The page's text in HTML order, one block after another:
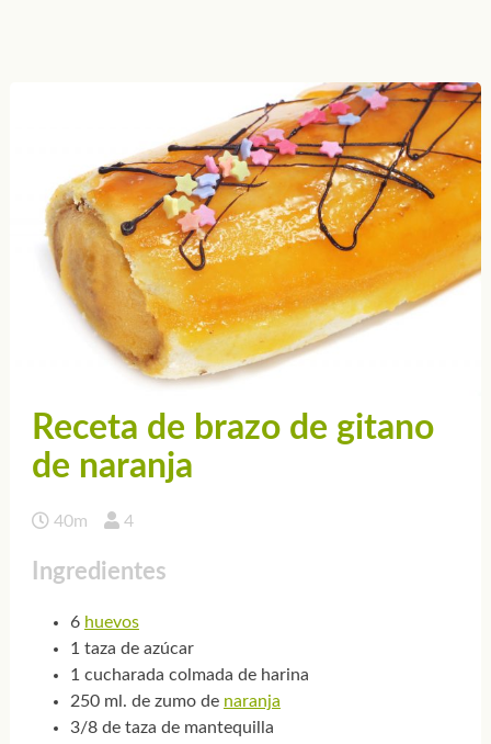
Receta de brazo de gitano
de naranja
40m 4
Ingredientes
6 huevos
1 taza de azúcar
1 cucharada colmada de harina
250 ml. de zumo de naranja
3/8 de taza de mantequilla